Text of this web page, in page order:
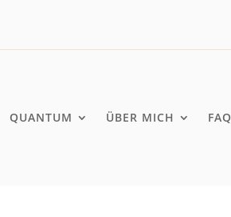
QUANTUM ÜBER MICH FAQ